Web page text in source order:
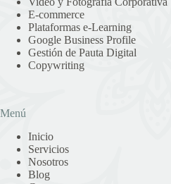
E-commerce
Plataformas e-Learning
Google Business Profile
Gestión de Pauta Digital
Copywriting
Menú
Inicio
Servicios
Nosotros
Blog